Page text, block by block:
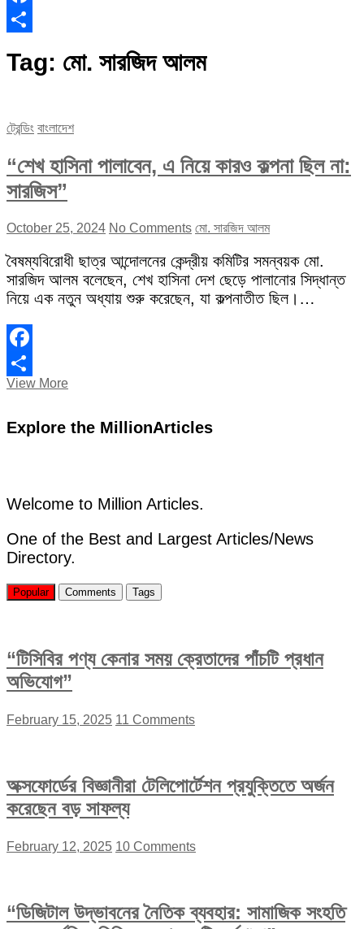
Facebook
Tag: মো. সারজিদ আলম
ট্রেন্ডিং বাংলাদেশ
“শেখ হাসিনা পালাবেন, এ নিয়ে কারও কল্পনা ছিল না:
সারজিস”
October 25, 2024 No Comments মো. সারজিদ আলম
বৈষম্যবিরোধী ছাত্র আন্দোলনের কেন্দ্রীয় কমিটির সমন্বয়ক মো.
সারজিদ আলম বলেছেন, শেখ হাসিনা দেশ ছেড়ে পালানোর সিদ্ধান্ত
নিয়ে এক নতুন অধ্যায় শুরু করেছেন, যা কল্পনাতীত ছিল।…
Facebook
Share
View More“শেখ
এ
না:
সারজিস”
Explore the MillionArticles
Welcome to Million Articles.
One of the Best and Largest Articles/News
Directory.
Popular Comments Tags
“টিসিবির পণ্য কেনার সময় ক্রেতাদের পাঁচটি প্রধান
অভিযোগ”
February 15, 2025 11 Comments
অক্সফোর্ডের বিজ্ঞানীরা টেলিপোর্টেশন প্রযুক্তিতে অর্জন
করেছেন বড় সাফল্য
February 12, 2025 10 Comments
“ডিজিটাল উদ্ভাবনের নৈতিক ব্যবহার: সামাজিক সংহতি